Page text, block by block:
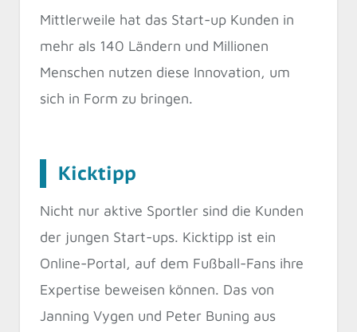
Mittlerweile hat das Start-up Kunden in
mehr als 140 Ländern und Millionen
Menschen nutzen diese Innovation, um
sich in Form zu bringen.
Kicktipp
Nicht nur aktive Sportler sind die Kunden
der jungen Start-ups. Kicktipp ist ein
Online-Portal, auf dem Fußball-Fans ihre
Expertise beweisen können. Das von
Janning Vygen und Peter Buning aus